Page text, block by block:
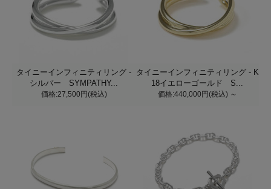
タイニーインフィニティリング -
シルバー SYMPATHY...
価格:27,500円(税込)
タイニーインフィニティリング - K
18イエローゴールド S...
価格:440,000円(税込) ～